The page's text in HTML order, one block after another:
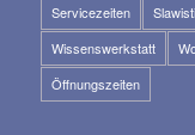
Servicezeiten
Wissenswerkstatt
Öffnungszeiten